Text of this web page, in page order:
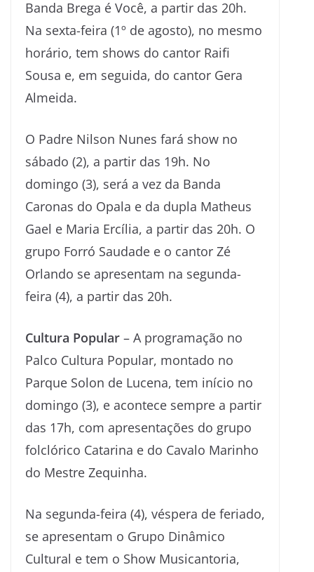
Banda Brega é Você, a partir das 20h.
Na sexta-feira (1º de agosto), no mesmo
horário, tem shows do cantor Raifi
Sousa e, em seguida, do cantor Gera
Almeida.
O Padre Nilson Nunes fará show no
sábado (2), a partir das 19h. No
domingo (3), será a vez da Banda
Caronas do Opala e da dupla Matheus
Gael e Maria Ercília, a partir das 20h. O
grupo Forró Saudade e o cantor Zé
Orlando se apresentam na segunda-
feira (4), a partir das 20h.
Cultura Popular – A programação no
Palco Cultura Popular, montado no
Parque Solon de Lucena, tem início no
domingo (3), e acontece sempre a partir
das 17h, com apresentações do grupo
folclórico Catarina e do Cavalo Marinho
do Mestre Zequinha.
Na segunda-feira (4), véspera de feriado,
se apresentam o Grupo Dinâmico
Cultural e tem o Show Musicantoria,